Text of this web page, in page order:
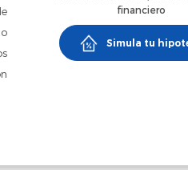
financiero
Simula tu